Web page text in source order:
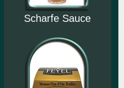
Scharfe Sauce